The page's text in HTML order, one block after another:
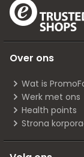
Over ons
Wat is
Werk met ons
Health points
Strona